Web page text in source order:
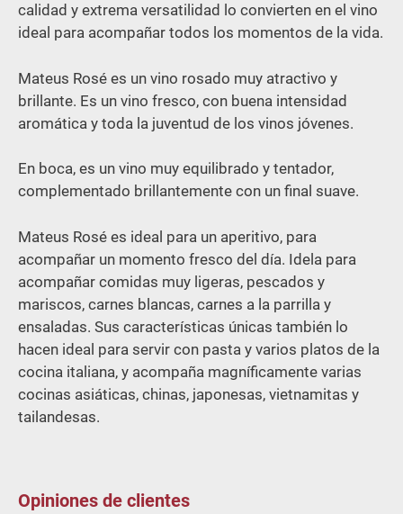
calidad y extrema versatilidad lo convierten en el vino
ideal para acompañar todos los momentos de la vida.
Mateus Rosé es un vino rosado muy atractivo y
brillante. Es un vino fresco, con buena intensidad
aromática y toda la juventud de los vinos jóvenes.
En boca, es un vino muy equilibrado y tentador,
complementado brillantemente con un final suave.
Mateus Rosé es ideal para un aperitivo, para
acompañar un momento fresco del día. Idela para
acompañar comidas muy ligeras, pescados y
mariscos, carnes blancas, carnes a la parrilla y
ensaladas. Sus características únicas también lo
hacen ideal para servir con pasta y varios platos de la
cocina italiana, y acompaña magníficamente varias
cocinas asiáticas, chinas, japonesas, vietnamitas y
tailandesas.
Opiniones de clientes